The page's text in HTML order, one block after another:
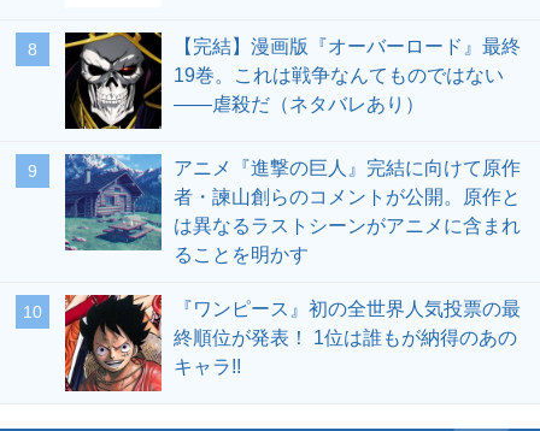
【完結】漫画版『オーバーロード』最終
19巻。これは戦争なんてものではない
――虐殺だ（ネタバレあり）
アニメ『進撃の巨人』完結に向けて原作
者・諫山創らのコメントが公開。原作と
は異なるラストシーンがアニメに含まれ
ることを明かす
『ワンピース』初の全世界人気投票の最
終順位が発表！ 1位は誰もが納得のあの
キャラ!!